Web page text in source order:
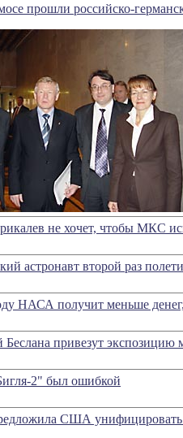
прошли российско-
не хочет, чтобы МКС
астронавт второй раз
НАСА получит меньше
Беслана привезут экспозицию
2" был ошибкой
США унифицировать